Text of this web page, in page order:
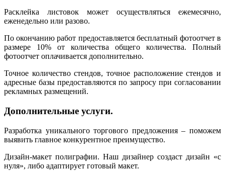
Расклейка листовок может осуществляться ежемесячно,
еженедельно или разово.
По окончанию работ предоставляется бесплатный фотоотчет в
размере 10% от количества общего количества. Полный
фотоотчет оплачивается дополнительно.
Точное количество стендов, точное расположение стендов и
адресные базы предоставляются по запросу при согласовании
рекламных размещений.
Дополнительные услуги.
Разработка уникального торгового предложения – поможем
выявить главное конкурентное преимущество.
Дизайн-макет полиграфии. Наш дизайнер создаст дизайн «с
нуля», либо адаптирует готовый макет.